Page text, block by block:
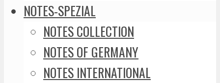
NOTES-SPEZIAL
NOTES COLLECTION
NOTES OF GERMANY
NOTES INTERNATIONAL